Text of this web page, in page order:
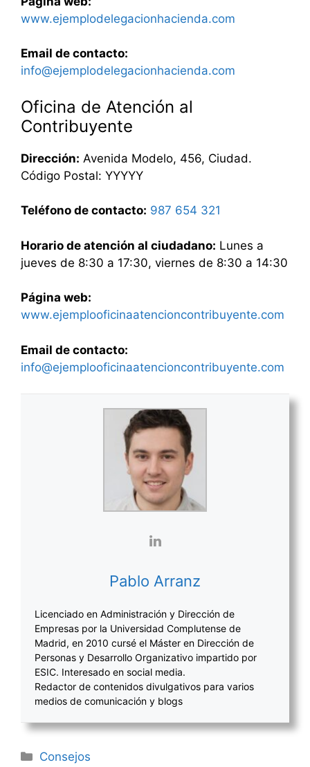
www.ejemplodelegacionhacienda.com
Email de contacto:
info@ejemplodelegacionhacienda.com
Oficina de Atención al
Contribuyente
Dirección: Avenida Modelo, 456, Ciudad.
Código Postal: YYYYY
Teléfono de contacto: 987 654 321
Horario de atención al ciudadano: Lunes a
jueves de 8:30 a 17:30, viernes de 8:30 a 14:30
Página web:
www.ejemplooficinaatencioncontribuyente.com
Email de contacto:
info@ejemplooficinaatencioncontribuyente.com
Pablo Arranz
Licenciado en Administración y Dirección de
Empresas por la Universidad Complutense de
Madrid, en 2010 cursé el Máster en Dirección de
Personas y Desarrollo Organizativo impartido por
ESIC. Interesado en social media.
Redactor de contenidos divulgativos para varios
medios de comunicación y blogs
Categorías
Consejos